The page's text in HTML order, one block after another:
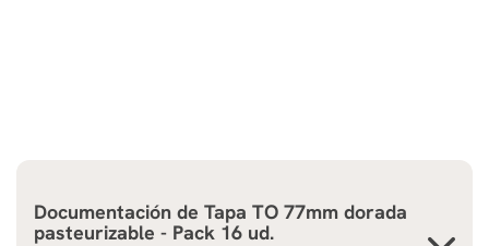
Documentación de Tapa TO 77mm dorada
pasteurizable - Pack 16 ud.